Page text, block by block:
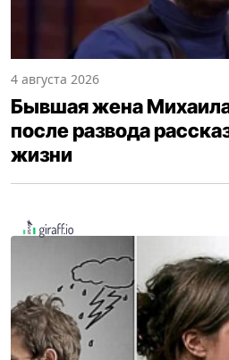
4 августа 2026
Бывшая жена Михаила
после развода
жизни